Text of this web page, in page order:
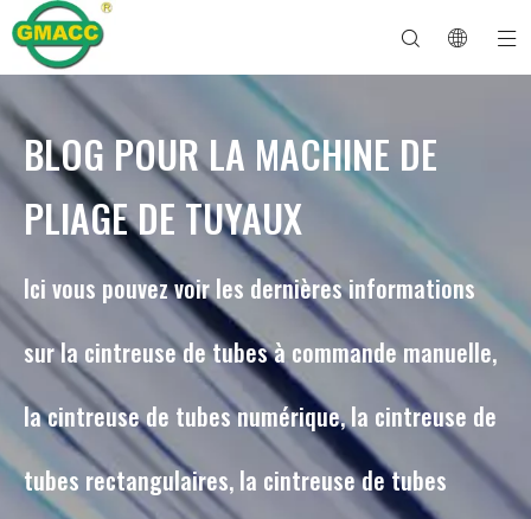
BLOG POUR LA MACHINE DE
PLIAGE DE TUYAUX
Ici vous pouvez voir les dernières informations
sur la cintreuse de tubes à commande manuelle,
la cintreuse de tubes numérique, la cintreuse de
tubes rectangulaires, la cintreuse de tubes